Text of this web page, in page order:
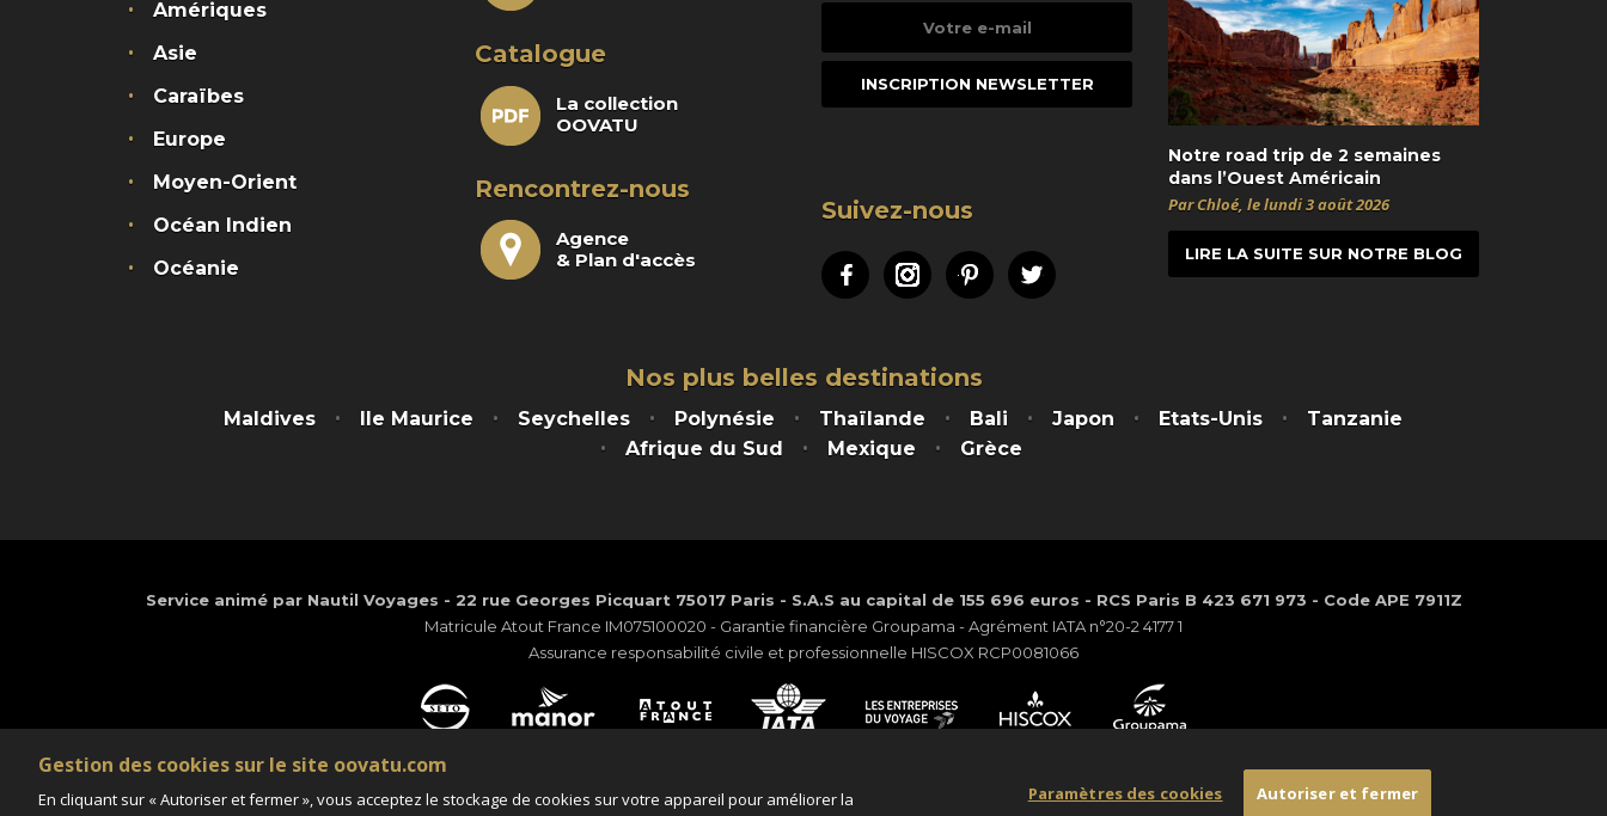
Amériques
Asie
Caraïbes
Europe
Moyen-Orient
Océan Indien
Océanie
Catalogue
La collection
OOVATU
Rencontrez-nous
Agence
& Plan d'accès
Suivez-nous
FacebookInstagramPinterestTwitter
Notre road trip de 2 semaines
dans l’Ouest Américain
Par Chloé, le lundi 3 août 2026
LIRE LA SUITE SUR NOTRE BLOG
Nos plus belles destinations
Maldives Ile Maurice Seychelles Polynésie Thaïlande Bali Japon Etats-Unis
Tanzanie
Afrique du Sud
Mexique Grèce
Service animé par Nautil Voyages - 22 rue Georges Picquart 75017 Paris - S.A.S au capital de 155 696 euros - RCS Paris B 423 671 973 - Code APE 7911Z
Matricule Atout France IM075100020 - Garantie financière Groupama - Agrément IATA n°20-2 4177 1
Assurance responsabilité civile et professionnelle HISCOX RCP0081066
Gestion des cookies sur le site oovatu.com
En cliquant sur « Autoriser et fermer », vous acceptez le stockage de cookies sur votre appareil pour améliorer la
Paramètres des cookies Autoriser et fermer